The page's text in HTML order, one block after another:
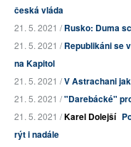
česká vláda
21. 5. 2021 /Rusko: Duma
21. 5. 2021 /Republikáni se
na Kapitol
21. 5. 2021 /V Astrachani
21. 5. 2021 /"Darebácké"
21. 5. 2021 /Karel Dolejší
rýt i nadále